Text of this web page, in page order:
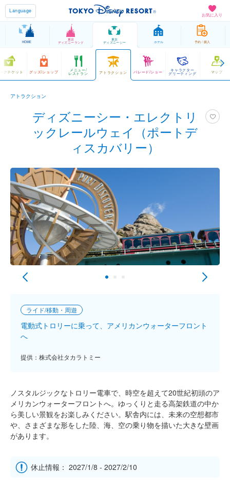
お気に入り
Language
HOME
東京
ディズニーランド
東京
ディズニーシー ホテル 予約 / 購入
クチケット グッズ/ショップ メニュー/
レストラン アトラクション パレード/ショー キャラクター
グリーティング マップ
アトラクション
ディズニーシー・エレクトリ
ックレールウェイ（ポートデ
ィスカバリー）
ライド/移動・周遊
電動式トロリーに乗って、アメリカンウォーターフロント
へ
提供：株式会社タカラトミー
ノスタルジックなトロリー電車で、時空を超えて20世紀初頭のア
メリカンウォーターフロントへ。ゆっくりと走る高架鉄道の中か
ら美しい景観をお楽しみください。駅舎内には、未来の空想都市
や、さまざまな形をした陸、海、空の乗り物を描いた大きな壁画
があります。
休止情報： 2027/1/8 - 2027/2/10